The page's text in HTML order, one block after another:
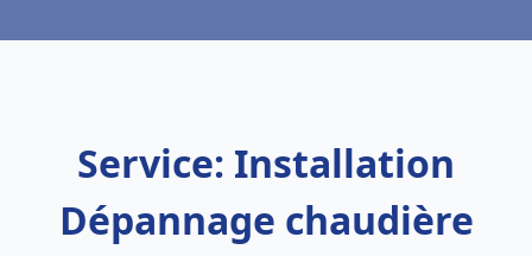
Service: Installation
Dépannage chaudière